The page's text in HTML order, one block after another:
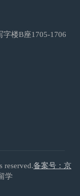
字楼B座1705-1706
reserved.备案号：京
学